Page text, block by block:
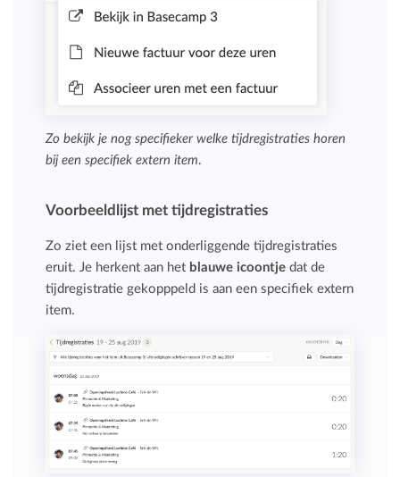
Zo bekijk je nog specifieker welke tijdregistraties horen
bij een specifiek extern item.
Voorbeeldlijst met tijdregistraties
Zo ziet een lijst met onderliggende tijdregistraties
eruit. Je herkent aan het blauwe icoontje dat de
tijdregistratie gekopppeld is aan een specifiek extern
item.